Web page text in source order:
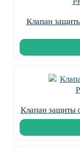
Клапан
Клапан защиты